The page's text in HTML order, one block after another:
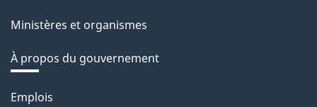
Ministères et organismes
À propos du gouvernement
Thèmes
Emplois